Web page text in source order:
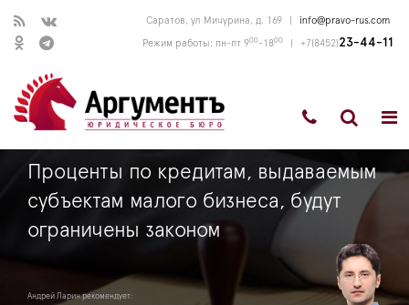
Саратов, ул Мичурина, д. 169 info@pravo-rus.com
Режим работы: пн-пт 900-1800 +7(8452)23-44-11
Проценты по кредитам, выдаваемым
субъектам малого бизнеса, будут
ограничены законом
Андрей Ларин рекомендует: